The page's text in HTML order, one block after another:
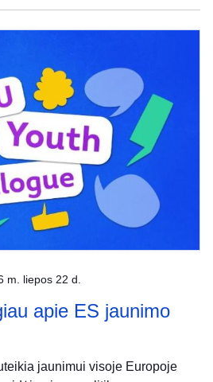
m. liepos 22 d.
apie ES jaunimo
jaunimui visoje Europoje